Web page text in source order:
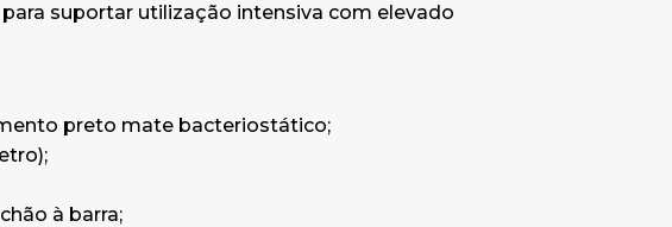
suportar utilização intensiva com elevado
preto mate bacteriostático;
à barra;